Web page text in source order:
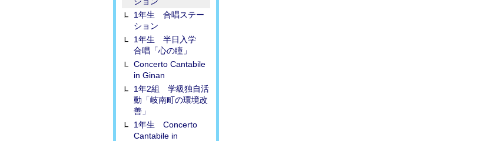
1年生 合唱ステー
ション
1年生 半日入学
合唱「心の瞳」
Concerto Cantabile
in Ginan
1年2組 学級独自活
動「岐南町の環境改
善」
1年生 Concerto
Cantabile in